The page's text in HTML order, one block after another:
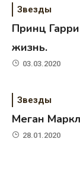
Звезды
Принц
жизнь.
03.03.2020
Звезды
Меган
28.01.2020